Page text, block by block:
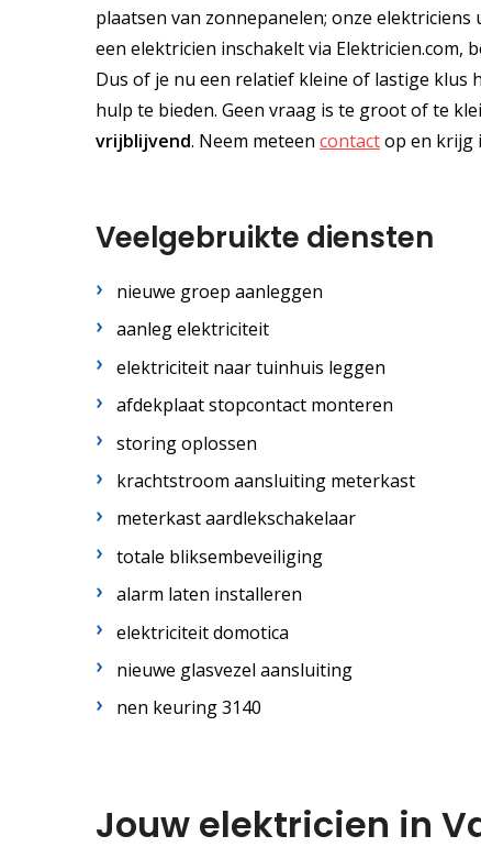
plaatsen van zonnepanelen; onze
een elektricien inschakelt via Elektricien.com,
Dus of je nu een relatief kleine of lastige klus
hulp te bieden. Geen vraag is te groot of te
vrijblijvend. Neem meteen contactop en krijg
Veelgebruikte diensten
nieuwe groep aanleggen
aanleg elektriciteit
elektriciteit naar tuinhuis leggen
afdekplaat stopcontact monteren
storing oplossen
krachtstroom aansluiting meterkast
meterkast aardlekschakelaar
totale bliksembeveiliging
alarm laten installeren
elektriciteit domotica
nieuwe glasvezel aansluiting
nen keuring 3140
Jouw elektricien in